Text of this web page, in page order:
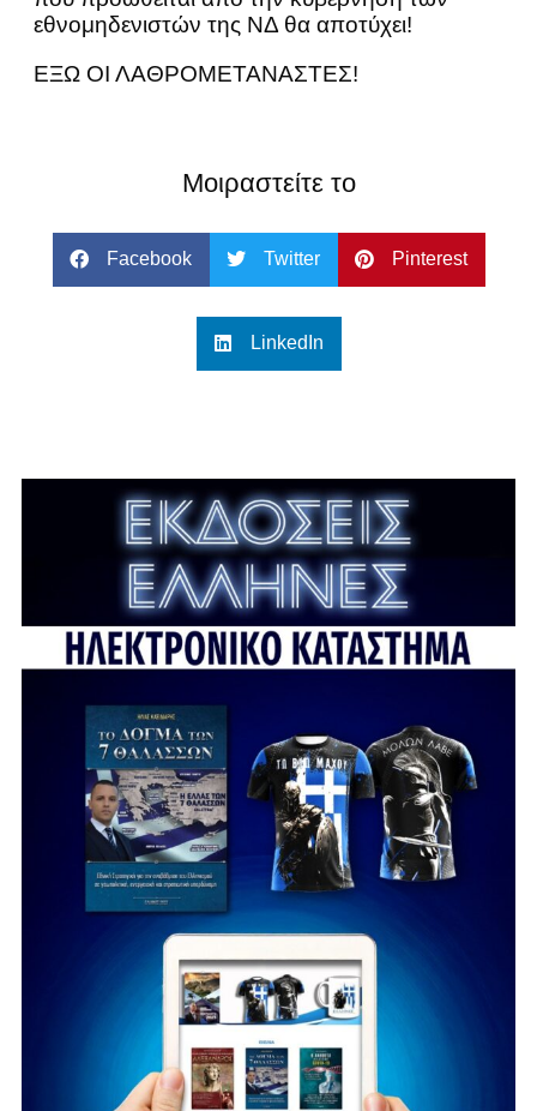
εθνομηδενιστών της ΝΔ θα αποτύχει!
ΕΞΩ ΟΙ ΛΑΘΡΟΜΕΤΑΝΑΣΤΕΣ!
Μοιραστείτε το
Facebook Twitter Pinterest
LinkedIn